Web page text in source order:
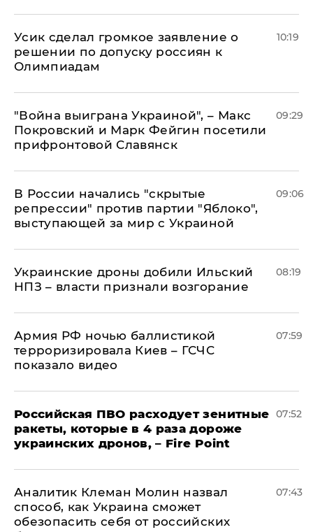
Усик сделал громкое заявление о
решении по допуску россиян к
Олимпиадам
10:19
"Война выиграна Украиной", – Макс
Покровский и Марк Фейгин посетили
прифронтовой Славянск
09:29
В России начались "скрытые
репрессии" против партии "Яблоко",
выступающей за мир с Украиной
09:06
Украинские дроны добили Ильский
НПЗ – власти признали возгорание
08:19
Армия РФ ночью баллистикой
терроризировала Киев – ГСЧС
показало видео
07:59
Российская ПВО расходует зенитные
ракеты, которые в 4 раза дороже
украинских дронов, – Fire Point
07:52
Аналитик Клеман Молин назвал
способ, как Украина сможет
обезопасить себя от российских
07:43